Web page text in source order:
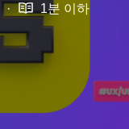
· 1분 이하